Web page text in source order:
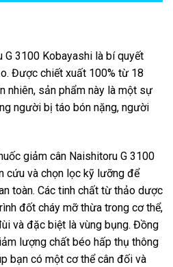
G 3100 Kobayashi là bí quyết
Được chiết xuất 100% từ 18
nhiên, sản phẩm này là một sự
người bị táo bón nặng, người
giảm cân Naishitoru G 3100
cứu và chọn lọc kỹ lưỡng để
toàn. Các tinh chất từ thảo dược
đốt cháy mỡ thừa trong cơ thể,
và đặc biệt là vùng bụng. Đồng
lượng chất béo hấp thụ thông
bạn có một cơ thể cân đối và